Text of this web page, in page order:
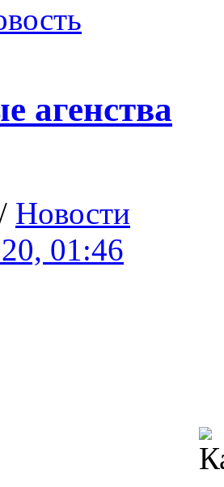
агенства
Новости
01:46